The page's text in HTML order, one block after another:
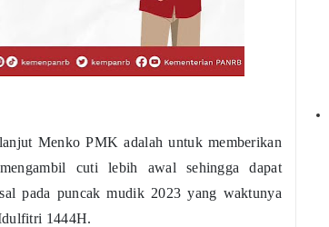
Menko PMK adalah untuk memberikan
cuti lebih awal sehingga dapat
pada puncak mudik 2023 yang waktunya
1444H.